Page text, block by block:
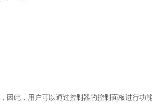
因此，用户可以通过控制器的控制面板进行功